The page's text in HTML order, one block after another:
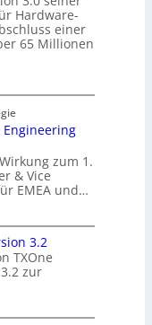
Hardware-
einer
65 Millionen
Engineering
zum 1.
& Vice
EMEA und…
3.2
TXOne
zur